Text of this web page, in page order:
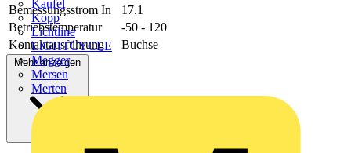
Kaufel
Kopp
Lichtline
LIGHTCYCLE
Megger
Mersen
Merten
Bemessungsstrom In
17.1
Betriebstemperatur
-50 - 120
Kontaktausführung
Buchse
Mehr anzeigen